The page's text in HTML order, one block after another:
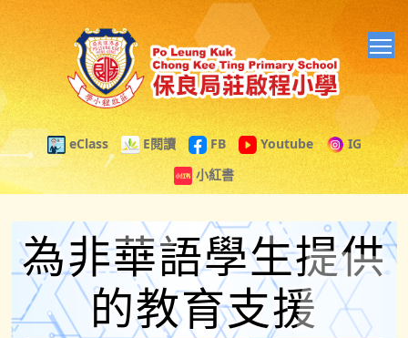
eClass E閱讀 FB Youtube
IG
小紅書
為非華語學生提供
的教育支援